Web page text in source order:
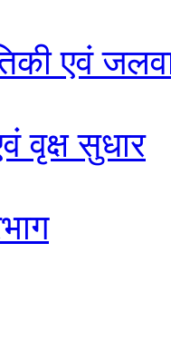
एवं
वृक्ष सुधार